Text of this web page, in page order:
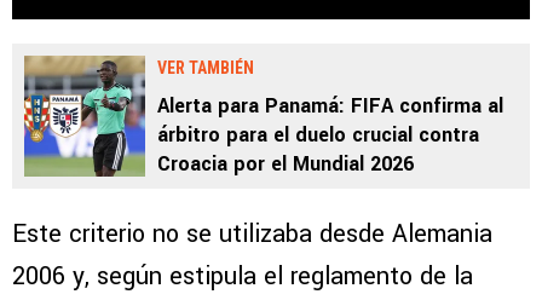
VER TAMBIÉN
Alerta para Panamá: FIFA confirma al
árbitro para el duelo crucial contra
Croacia por el Mundial 2026
Este criterio no se utilizaba desde Alemania
2006 y, según estipula el reglamento de la